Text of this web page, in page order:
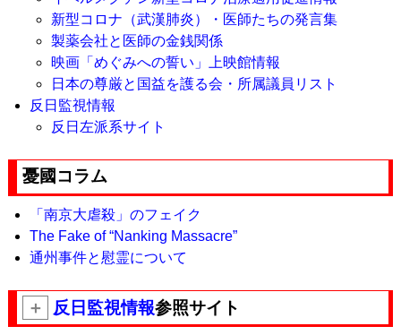
新型コロナ（武漢肺炎）・医師たちの発言集
製薬会社と医師の金銭関係
映画「めぐみへの誓い」上映館情報
日本の尊厳と国益を護る会・所属議員リスト
反日監視情報
反日左派系サイト
憂國コラム
「南京大虐殺」のフェイク
The Fake of “Nanking Massacre”
通州事件と慰霊について
＋ 反日監視情報参照サイト